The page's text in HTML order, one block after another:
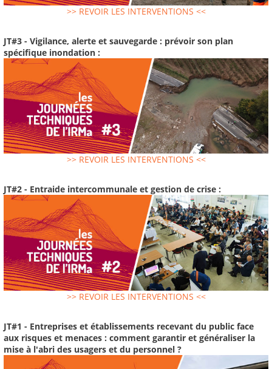
>> REVOIR LES INTERVENTIONS <<
JT#3 - Vigilance, alerte et sauvegarde : prévoir son plan
spécifique inondation :
>> REVOIR LES INTERVENTIONS <<
JT#2 - Entraide intercommunale et gestion de crise :
>> REVOIR LES INTERVENTIONS <<
JT#1 - Entreprises et établissements recevant du public face
aux risques et menaces : comment garantir et généraliser la
mise à l'abri des usagers et du personnel ?